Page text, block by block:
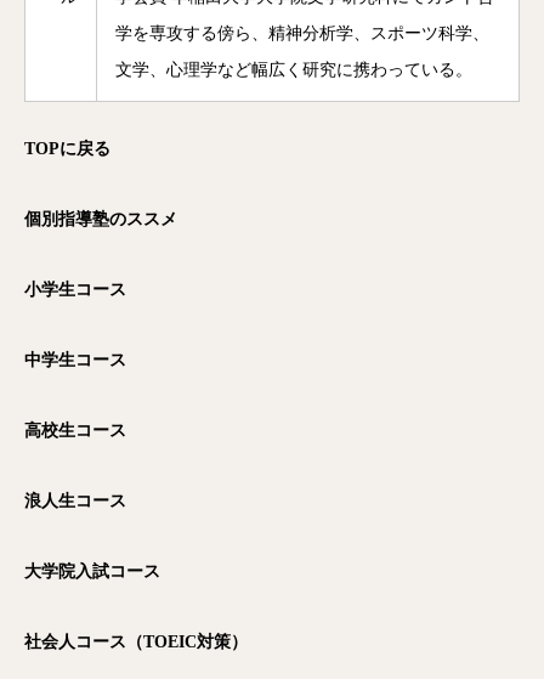
学を専攻する傍ら、精神分析学、スポーツ科学、
文学、心理学など幅広く研究に携わっている。
TOPに戻る
個別指導塾のススメ
小学生コース
中学生コース
高校生コース
浪人生コース
大学院入試コース
社会人コース（TOEIC対策）